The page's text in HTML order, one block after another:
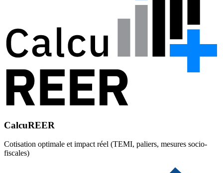
CalcuREER
Cotisation optimale et impact réel (TEMI, paliers, mesures socio-
fiscales)